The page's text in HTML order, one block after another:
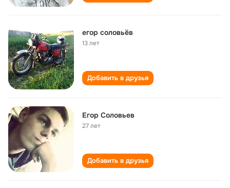
егор соловьёв
13 лет
Добавить в друзья
Егор Соловьев
27 лет
Добавить в друзья